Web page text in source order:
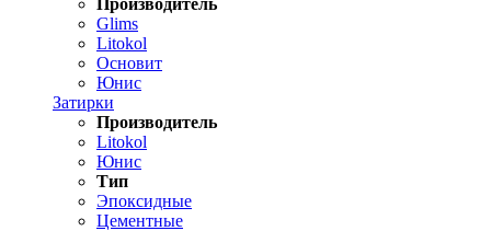
Производитель
Glims
Litokol
Основит
Юнис
Затирки
Производитель
Litokol
Юнис
Тип
Эпоксидные
Цементные